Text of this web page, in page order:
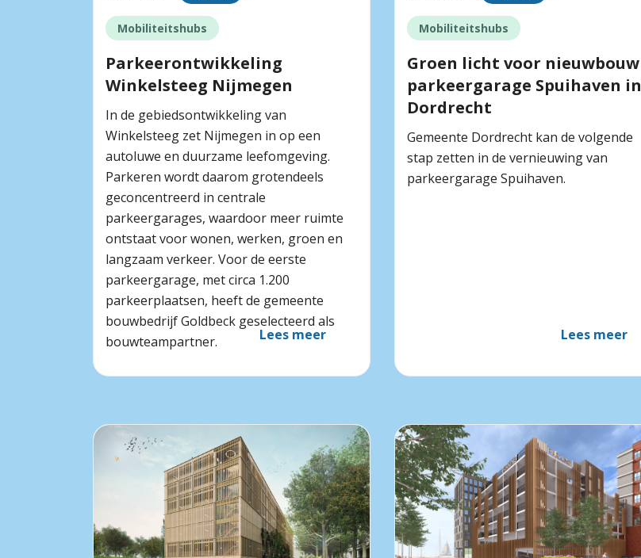
Mobiliteitshubs
Parkeerontwikkeling
Winkelsteeg Nijmegen
In de gebiedsontwikkeling van
Winkelsteeg zet Nijmegen in op een
autoluwe en duurzame leefomgeving.
Parkeren wordt daarom grotendeels
geconcentreerd in centrale
parkeergarages, waardoor meer ruimte
ontstaat voor wonen, werken, groen en
langzaam verkeer. Voor de eerste
parkeergarage, met circa 1.200
parkeerplaatsen, heeft de gemeente
bouwbedrijf Goldbeck geselecteerd als
bouwteampartner.
Lees meer
Mobiliteitshubs
Groen licht voor nieuwbouw
parkeergarage Spuihaven in
Dordrecht
Gemeente Dordrecht kan de volgende
stap zetten in de vernieuwing van
parkeergarage Spuihaven.
Lees meer